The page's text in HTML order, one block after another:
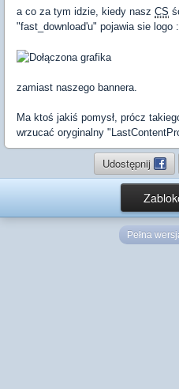
a co za tym idzie, kiedy nasz CS
"fast_download'u" pojawia sie logo :
zamiast naszego bannera.
Ma ktoś jakiś pomysł, prócz
wrzucać oryginalny
Udostępnij
Pełna